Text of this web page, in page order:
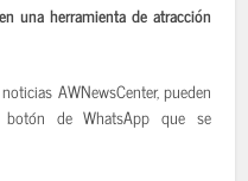
una herramienta de atracción
AWNewsCenter, pueden
botón de WhatsApp que se